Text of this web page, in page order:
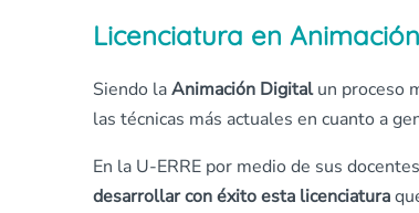
Licenciatura en
Siendo laAnimación Digitalun proceso
las técnicas más actuales en cuanto a
En la U-ERRE por medio de sus
desarrollar con éxito esta licenciatura